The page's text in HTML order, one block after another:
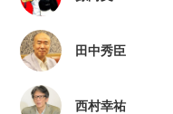
田中秀臣
西村幸祐